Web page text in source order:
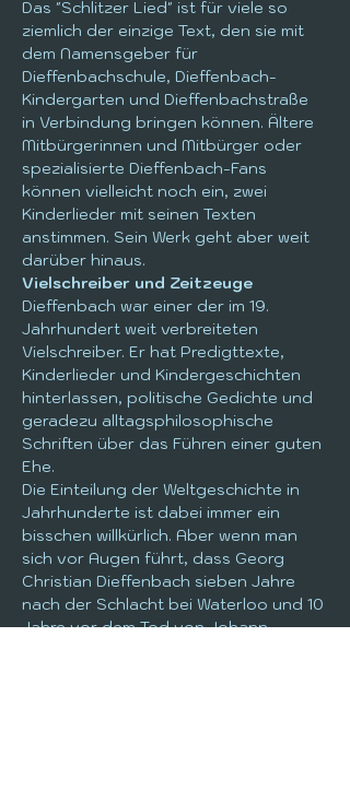
Das "Schlitzer Lied" ist für viele so
ziemlich der einzige Text, den sie mit
dem Namensgeber für
Dieffenbachschule, Dieffenbach-
Kindergarten und Dieffenbachstraße
in Verbindung bringen können. Ältere
Mitbürgerinnen und Mitbürger oder
spezialisierte Dieffenbach-Fans
können vielleicht noch ein, zwei
Kinderlieder mit seinen Texten
anstimmen. Sein Werk geht aber weit
darüber hinaus.
Vielschreiber und Zeitzeuge
Dieffenbach war einer der im 19.
Jahrhundert weit verbreiteten
Vielschreiber. Er hat Predigttexte,
Kinderlieder und Kindergeschichten
hinterlassen, politische Gedichte und
geradezu alltagsphilosophische
Schriften über das Führen einer guten
Ehe.
Die Einteilung der Weltgeschichte in
Jahrhunderte ist dabei immer ein
bisschen willkürlich. Aber wenn man
sich vor Augen führt, dass Georg
Christian Dieffenbach sieben Jahre
nach der Schlacht bei Waterloo und 10
Jahre vor dem Tod von Johann